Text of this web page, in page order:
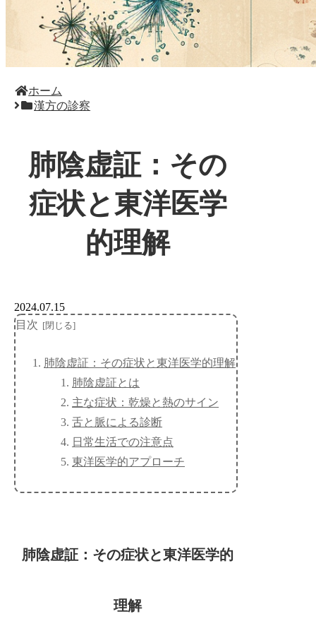
ホーム
漢方の診察
肺陰虚証：その
症状と東洋医学
的理解
2024.07.15
目次
肺陰虚証：その症状と東洋医学的理解
肺陰虚証とは
主な症状：乾燥と熱のサイン
舌と脈による診断
日常生活での注意点
東洋医学的アプローチ
肺陰虚証：その症状と東洋医学的
理解